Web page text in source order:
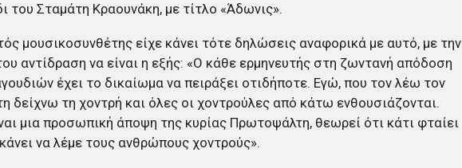
του Σταμάτη Κραουνάκη, με τίτλο «Άδωνις».
μουσικοσυνθέτης είχε κάνει τότε δηλώσεις αναφορικά με αυτό, με την
αντίδραση να είναι η εξής: «Ο κάθε ερμηνευτής στη ζωντανή απόδοση
έχει το δικαίωμα να πειράξει οτιδήποτε. Εγώ, που τον λέω τον
δείχνω τη χοντρή και όλες οι χοντρούλες από κάτω ενθουσιάζονται.
μια προσωπική άποψη της κυρίας Πρωτοψάλτη, θεωρεί ότι κάτι φταίει
να λέμε τους ανθρώπους χοντρούς».